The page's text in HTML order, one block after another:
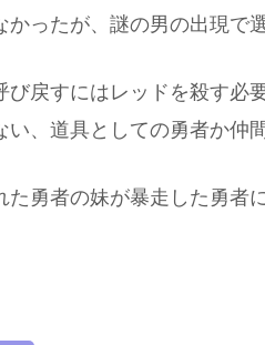
ったが、謎の男の出現で
び戻すにはレッドを殺す必
、道具としての勇者か仲
た勇者の妹が暴走した勇者